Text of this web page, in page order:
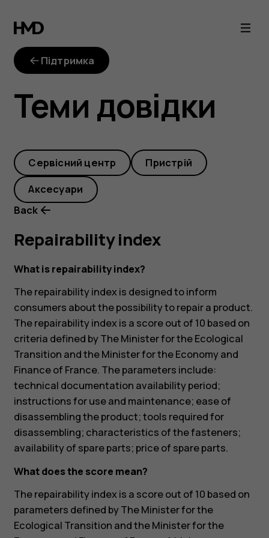
repairability-
index
Підтримка
Теми довідки
Cервісний центр Пристрій
Аксесуари
Back
Repairability index
What is repairability index?
The repairability index is designed to inform
consumers about the possibility to repair a product.
The repairability index is a score out of 10 based on
criteria defined by The Minister for the Ecological
Transition and the Minister for the Economy and
Finance of France. The parameters include:
technical documentation availability period;
instructions for use and maintenance; ease of
disassembling the product; tools required for
disassembling; characteristics of the fasteners;
availability of spare parts; price of spare parts.
What does the score mean?
The repairability index is a score out of 10 based on
parameters defined by The Minister for the
Ecological Transition and the Minister for the